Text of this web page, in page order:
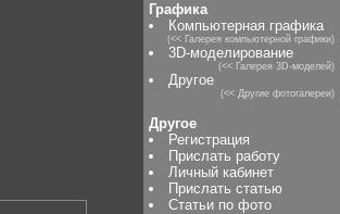
Графика
Компьютерная графика
(<< Галерея компьютерной графики)
3D-моделирование
(<< Галерея 3D-моделей)
Другое
(<< Другие фотогалереи)
Другое
Регистрация
Прислать работу
Личный кабинет
Прислать статью
Статьи по фото